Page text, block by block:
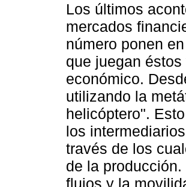
Los últimos
mercados
número ponen
que juegan
económico.
utilizando la
helicóptero".
los
través de los
de la
flujos y la